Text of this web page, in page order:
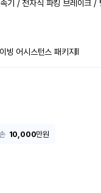
기 / 전자식 파킹 브레이크 /
어시스턴스 패키지Ⅱ
10,000만원